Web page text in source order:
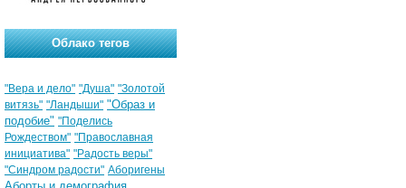
Облако тегов
"Вера и дело" "Душа" "Золотой
витязь" "Ландыши" "Образ и
подобие" "Поделись
Рождеством" "Православная
инициатива" "Радость веры"
"Синдром радости" Аборигены